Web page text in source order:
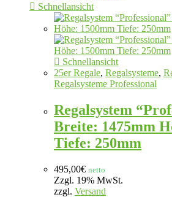
Schnellansicht
Schnellansicht
25er Regale, Regalsysteme,
Regalsysteme Professional
Regalsystem
Breite: 1475mm
Tiefe: 250mm
495,00€ netto
Zzgl. 19% MwSt.
zzgl. Versand